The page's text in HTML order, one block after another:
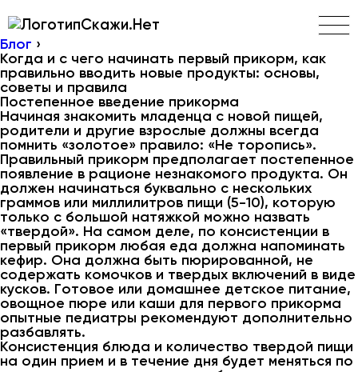
Скажи.Нет
Блог ›
Когда и с чего начинать первый прикорм, как
правильно вводить новые продукты: основы,
советы и правила
Постепенное введение прикорма
Начиная знакомить младенца с новой пищей,
родители и другие взрослые должны всегда
помнить «золотое» правило: «Не торопись».
Правильный прикорм предполагает постепенное
появление в рационе незнакомого продукта. Он
должен начинаться буквально с нескольких
граммов или миллилитров пищи (5-10), которую
только с большой натяжкой можно назвать
«твердой». На самом деле, по консистенции в
первый прикорм любая еда должна напоминать
кефир. Она должна быть пюрированной, не
содержать комочков и твердых включений в виде
кусков. Готовое или домашнее детское питание,
овощное пюре или каши для первого прикорма
опытные педиатры рекомендуют дополнительно
разбавлять.
Консистенция блюда и количество твердой пищи
на один прием и в течение дня будет меняться по